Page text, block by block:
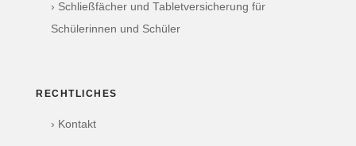
› Schließfächer und Tabletversicherung für
Schülerinnen und Schüler
RECHTLICHES
› Kontakt